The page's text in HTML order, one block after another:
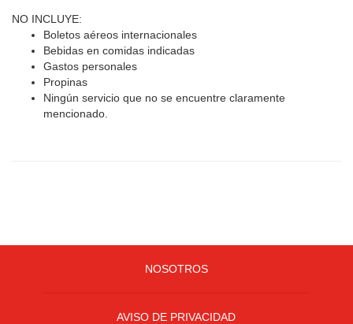
NO INCLUYE:
Boletos aéreos internacionales
Bebidas en comidas indicadas
Gastos personales
Propinas
Ningún servicio que no se encuentre claramente
mencionado.
NOSOTROS
AVISO DE PRIVACIDAD